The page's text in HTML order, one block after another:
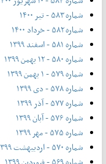
شماره ۵۸۳ - تیر ۱۴۰۰
شماره ۵۸۲ - خرداد ۱۴۰۰
شماره ۵۸۱ - اسفند ۱۳۹۹
شماره ۵۸۰ - ۱۲ بهمن ۱۳۹۹
شماره ۵۷۹ - ۱ بهمن ۱۳۹۹
شماره ۵۷۸ - دی ۱۳۹۹
شماره ۵۷۷ - آذر ۱۳۹۹
شماره ۵۷۶ - آبان ۱۳۹۹
شماره ۵۷۵ - مهر ۱۳۹۹
شماره ۵۷۰ - اردیبهشت ۱۳۹۹